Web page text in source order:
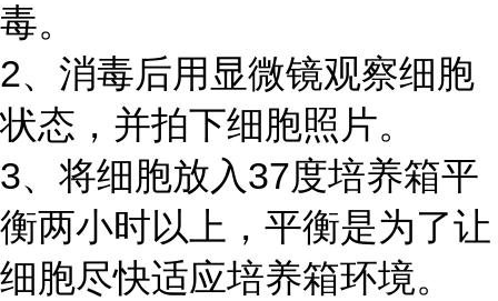
毒。
2、消毒后用显微镜观察细胞
状态，并拍下细胞照片。
3、将细胞放入37度培养箱平
衡两小时以上，平衡是为了让
细胞尽快适应培养箱环境。